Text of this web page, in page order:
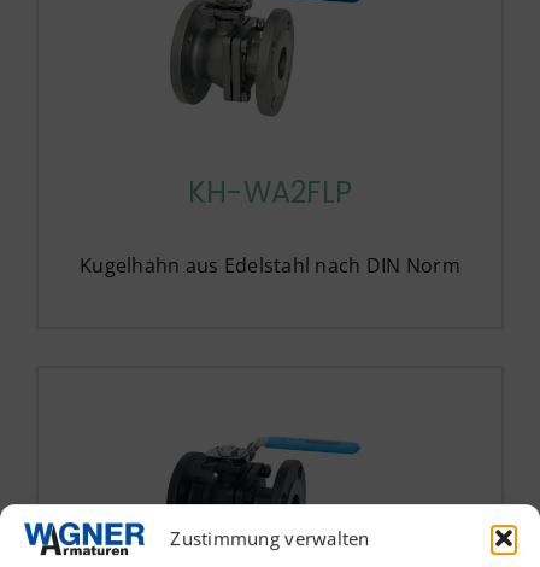
Zustimmung verwalten
KH-WA2FLP
Kugelhahn aus Edelstahl nach DIN Norm